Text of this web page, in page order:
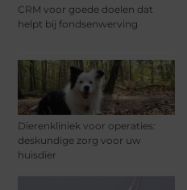
CRM voor goede doelen dat
helpt bij fondsenwerving
Dierenkliniek voor operaties:
deskundige zorg voor uw
huisdier